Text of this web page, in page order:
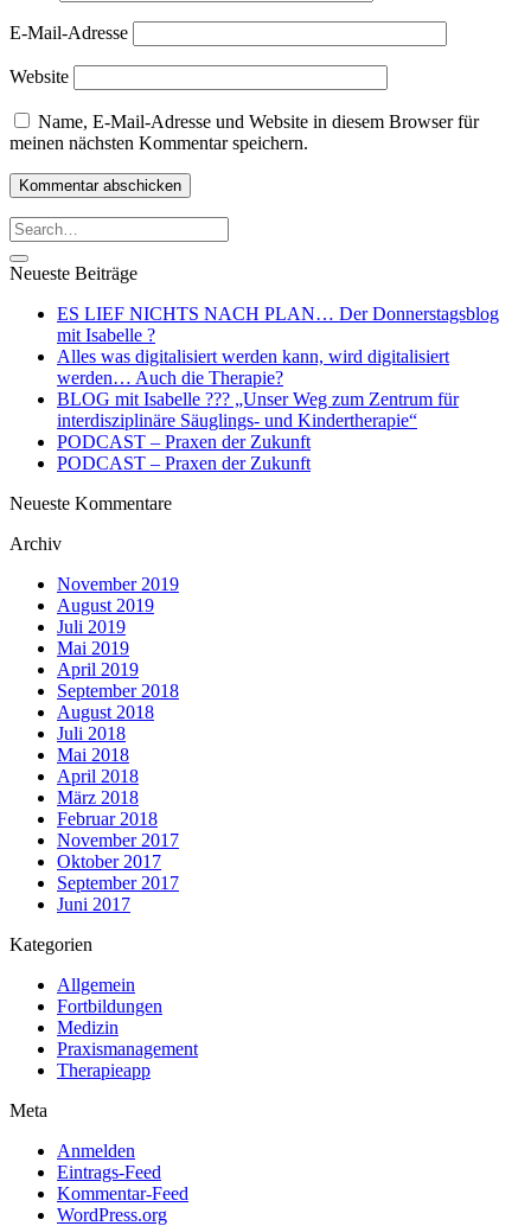
E-Mail-Adresse
Website
Name, E-Mail-Adresse und Website in diesem Browser für
meinen nächsten Kommentar speichern.
Neueste Beiträge
ES LIEF NICHTS NACH PLAN… Der Donnerstagsblog
mit Isabelle ?
Alles was digitalisiert werden kann, wird digitalisiert
werden… Auch die Therapie?
BLOG mit Isabelle ??‍? „Unser Weg zum Zentrum für
interdisziplinäre Säuglings- und Kindertherapie“
PODCAST – Praxen der Zukunft
PODCAST – Praxen der Zukunft
Neueste Kommentare
Archiv
November 2019
August 2019
Juli 2019
Mai 2019
April 2019
September 2018
August 2018
Juli 2018
Mai 2018
April 2018
März 2018
Februar 2018
November 2017
Oktober 2017
September 2017
Juni 2017
Kategorien
Allgemein
Fortbildungen
Medizin
Praxismanagement
Therapieapp
Meta
Anmelden
Eintrags-Feed
Kommentar-Feed
WordPress.org